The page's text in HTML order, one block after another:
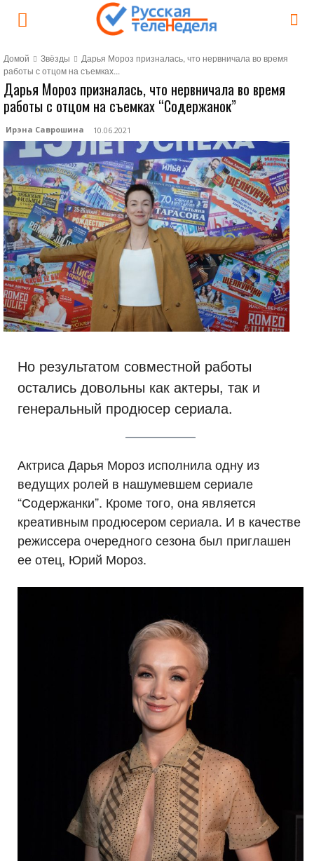
Домой Звёзды
Дарья Мороз призналась, что нервничала во время
работы с отцом на съемках...
Дарья Мороз призналась, что нервничала во время
работы с отцом на съемках “Содержанок”
Ирэна Саврошина 10.06.2021
Но результатом совместной работы
остались довольны как актеры, так и
генеральный продюсер сериала.
Актриса Дарья Мороз исполнила одну из
ведущих ролей в нашумевшем сериале
“Содержанки”. Кроме того, она является
креативным продюсером сериала. И в качестве
режиссера очередного сезона был приглашен
ее отец, Юрий Мороз.